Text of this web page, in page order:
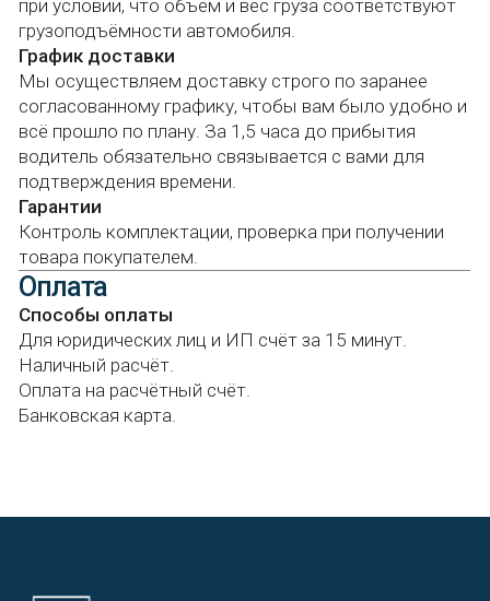
Оплата на расчётный счёт.
Банковская карта.
Наши каналы в социальных сетях
© Полипрофиль, 2025-2026
Связаться с нами
+7
Я подтверждаю ознакомление и даю